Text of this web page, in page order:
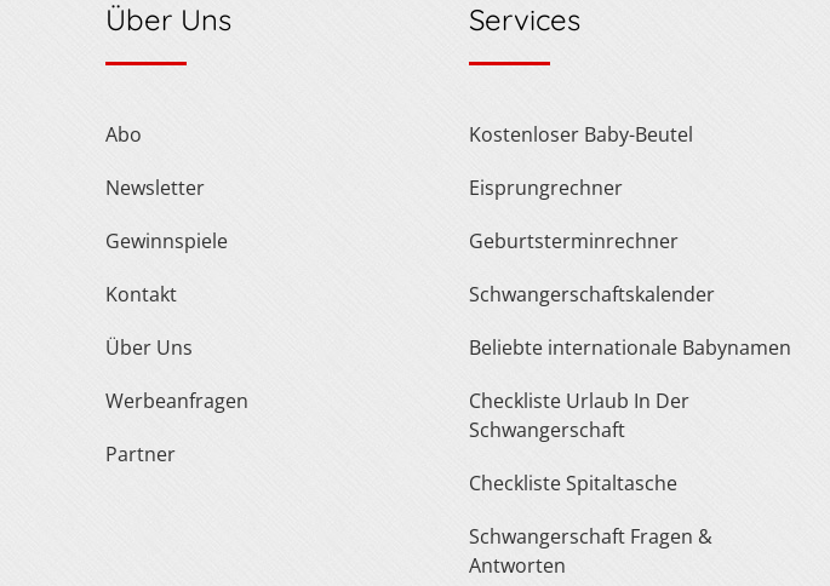
Über Uns
Abo
Newsletter
Gewinnspiele
Kontakt
Über Uns
Werbeanfragen
Partner
Services
Kostenloser Baby-Beutel
Eisprungrechner
Geburtsterminrechner
Schwangerschaftskalender
Beliebte internationale Babynamen
Checkliste Urlaub In Der
Schwangerschaft
Checkliste Spitaltasche
Schwangerschaft Fragen &
Antworten